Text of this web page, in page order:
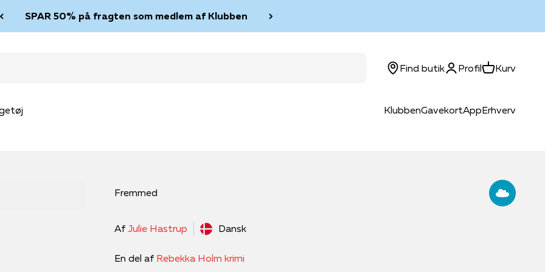
SPAR 50% på fragten som medlem af Klubben
KlubbenGavekortAppErhverv
Find butikLog ind
ProfilKurvKurv
Fremmed
Af Julie Hastrup Dansk
En del af Rebekka Holm krimi